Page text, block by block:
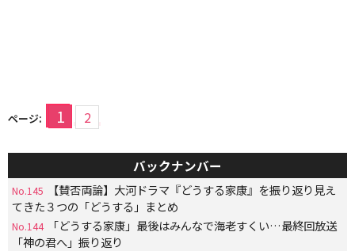
ページ: 1 2
バックナンバー
No.145
【賛否両論】大河ドラマ『どうする家康』を振り返り見え
てきた３つの「どうする」まとめ
No.144
「どうする家康」最後はみんなで海老すくい…最終回放送
「神の君へ」振り返り